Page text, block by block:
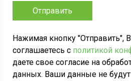
Нажимая кнопку "Отправить",
соглашаетесь с политикой
даете свое согласие на
данных. Ваши данные не